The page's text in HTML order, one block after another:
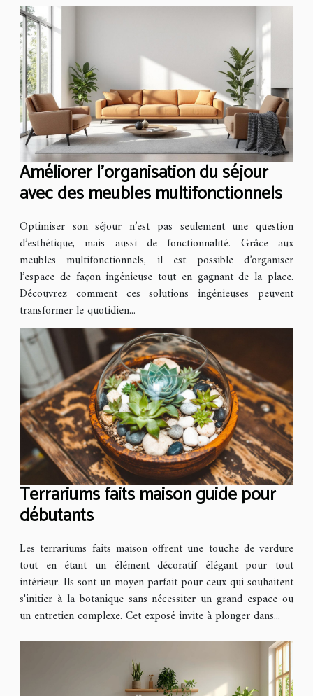
Améliorer l'organisation du séjour
avec des meubles multifonctionnels
Optimiser son séjour n’est pas seulement une question
d’esthétique, mais aussi de fonctionnalité. Grâce aux
meubles multifonctionnels, il est possible d’organiser
l’espace de façon ingénieuse tout en gagnant de la place.
Découvrez comment ces solutions ingénieuses peuvent
transformer le quotidien...
Terrariums faits maison guide pour
débutants
Les terrariums faits maison offrent une touche de verdure
tout en étant un élément décoratif élégant pour tout
intérieur. Ils sont un moyen parfait pour ceux qui souhaitent
s'initier à la botanique sans nécessiter un grand espace ou
un entretien complexe. Cet exposé invite à plonger dans...